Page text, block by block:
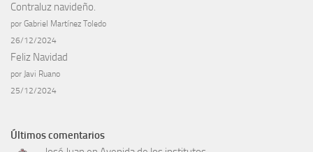
Contraluz navideño.
por Gabriel Martínez Toledo
26/12/2024
Feliz Navidad
por Javi Ruano
25/12/2024
Últimos comentarios